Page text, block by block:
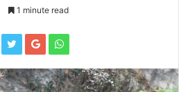
1 minute read